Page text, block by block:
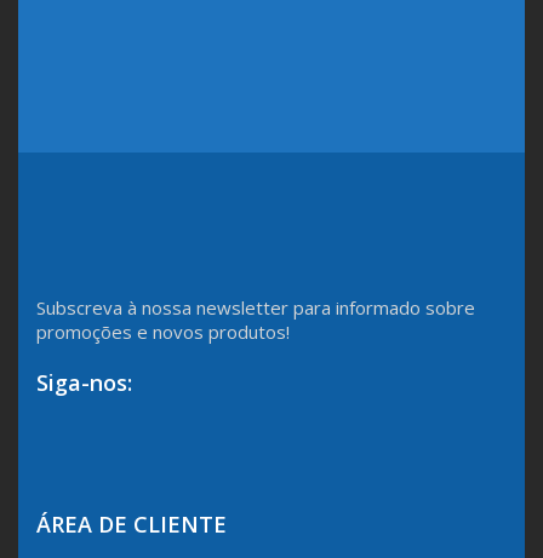
Subscreva à nossa newsletter para informado sobre
promoções e novos produtos!
Siga-nos:
ÁREA DE CLIENTE